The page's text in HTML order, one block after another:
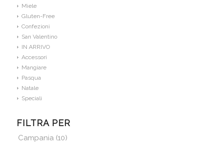
Miele
Gluten-Free
Confezioni
San Valentino
IN ARRIVO
Accessori
Mangiare
Pasqua
Natale
Speciali
FILTRA PER
Campania (10)